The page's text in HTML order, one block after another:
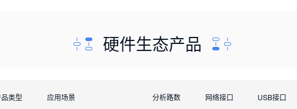
硬件生态产品
类型 应用场景 分析路数 网络接口 USB接口